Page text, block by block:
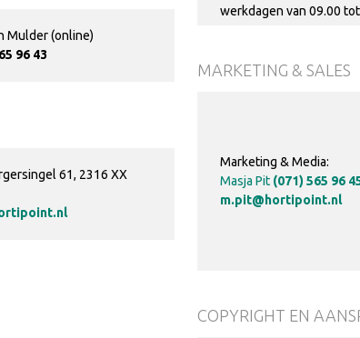
Mulder (online)
96 43
61, 2316 XX
werkdagen van 09.00
MARKETING & SALES
Marketing & Media:
Masja Pit (071) 565 96
m.pit@hortipoint.nl
COPYRIGHT EN